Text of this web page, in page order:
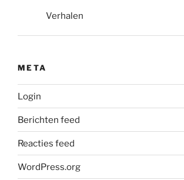
Verhalen
META
Login
Berichten feed
Reacties feed
WordPress.org